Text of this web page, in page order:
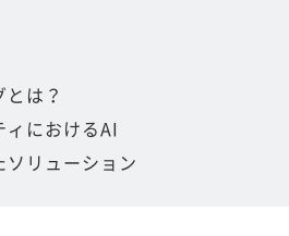
は？
におけるAI
リューション